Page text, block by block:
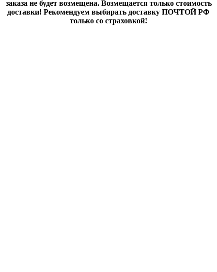
заказа не будет возмещена. Возмещается только стоимость
доставки! Рекомендуем выбирать доставку ПОЧТОЙ РФ
только со страховкой!